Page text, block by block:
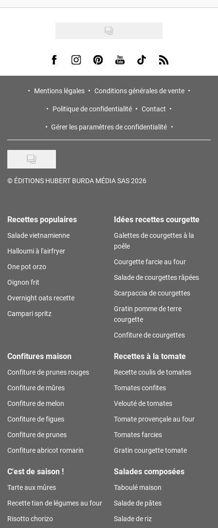
Visit us on Facebook
Visit us on Instagram
Visit us on Pinterest
Visit us on Youtube
Visit us on Tiktok
Visit us on Rss
Mentions légales
Conditions générales de vente
Politique de confidentialité
Contact
Gérer les paramètres de confidentialité
© ÉDITIONS HUBERT BURDA MÉDIA SAS 2026
Recettes populaires
Salade vietnamienne
Halloumi à l'airfryer
One pot orzo
Oignon frit
Overnight oats recette
Campari spritz
Idées recettes courgette
Galettes de courgettes à la
poêle
Courgette farcie au four
Salade de courgettes râpées
Scarpaccia de courgettes
Gratin pomme de terre
courgette
Confiture de courgettes
Confitures maison
Confiture de prunes rouges
Confiture de mûres
Confiture de melon
Confiture de figues
Confiture de prunes
Confiture abricot romarin
Recettes à la tomate
Recette coulis de tomates
Tomates confites
Velouté de tomates
Tomate provençale au four
Tomates farcies
Gratin courgette tomate
C'est de saison !
Tarte aux mûres
Recette tian de légumes au four
Risotto chorizo
Salades composées
Taboulé maison
Salade de pâtes
Salade de riz